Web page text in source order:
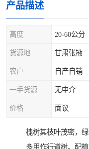
产品描述
高度 20-60公分
货源地 甘肃张掖
农户 自产自销
一手货源 无中介
价格 面议
槐树其枝叶茂密，
多用作行道树。配